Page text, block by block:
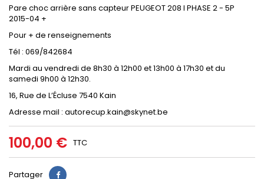
Pare choc arrière sans capteur PEUGEOT 208 I PHASE 2 - 5P
2015-04 +
Pour + de renseignements
Tél : 069/842684
Mardi au vendredi de 8h30 à 12h00 et 13h00 à 17h30 et du
samedi 9h00 à 12h30.
16, Rue de L’Écluse 7540 Kain
Adresse mail : autorecup.kain@skynet.be
100,00 € TTC
Partager